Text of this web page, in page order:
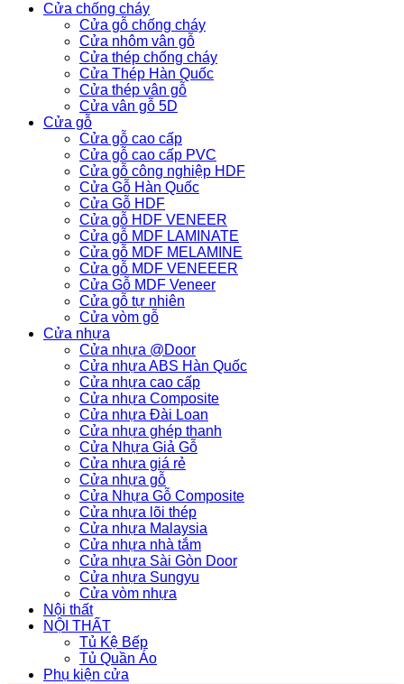
Cửa chống cháy
Cửa gỗ chống cháy
Cửa nhôm vân gỗ
Cửa thép chống cháy
Cửa Thép Hàn Quốc
Cửa thép vân gỗ
Cửa vân gỗ 5D
Cửa gỗ
Cửa gỗ cao cấp
Cửa gỗ cao cấp PVC
Cửa gỗ công nghiệp HDF
Cửa Gỗ Hàn Quốc
Cửa Gỗ HDF
Cửa gỗ HDF VENEER
Cửa gỗ MDF LAMINATE
Cửa gỗ MDF MELAMINE
Cửa gỗ MDF VENEEER
Cửa Gỗ MDF Veneer
Cửa gỗ tự nhiên
Cửa vòm gỗ
Cửa nhựa
Cửa nhựa @Door
Cửa nhựa ABS Hàn Quốc
Cửa nhựa cao cấp
Cửa nhựa Composite
Cửa nhựa Đài Loan
Cửa nhựa ghép thanh
Cửa Nhựa Giả Gỗ
Cửa nhựa giá rẻ
Cửa nhựa gỗ
Cửa Nhựa Gỗ Composite
Cửa nhựa lõi thép
Cửa nhựa Malaysia
Cửa nhựa nhà tắm
Cửa nhựa Sài Gòn Door
Cửa nhựa Sungyu
Cửa vòm nhựa
Nội thất
NỘI THẤT
Tủ Kệ Bếp
Tủ Quần Áo
Phụ kiện cửa